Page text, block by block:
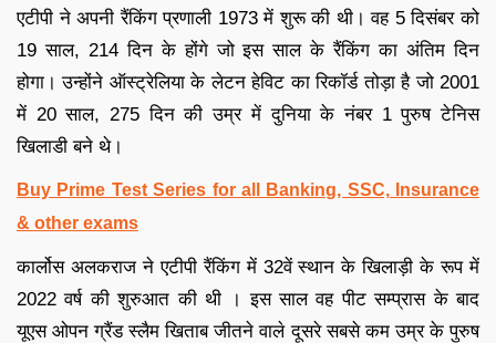
एटीपी ने अपनी रैंकिंग प्रणाली 1973 में शुरू की थी। वह 5 दिसंबर को
19 साल, 214 दिन के होंगे जो इस साल के रैंकिंग का अंतिम दिन
होगा। उन्होंने ऑस्ट्रेलिया के लेटन हेविट का रिकॉर्ड तोड़ा है जो 2001
में 20 साल, 275 दिन की उम्र में दुनिया के नंबर 1 पुरुष टेनिस
खिलाडी बने थे।
Buy Prime Test Series for all Banking, SSC, Insurance
& other exams
कार्लोस अलकराज ने एटीपी रैंकिंग में 32वें स्थान के खिलाड़ी के रूप में
2022 वर्ष की शुरुआत की थी । इस साल वह पीट सम्प्रास के बाद
यूएस ओपन ग्रैंड स्लैम खिताब जीतने वाले दूसरे सबसे कम उम्र के पुरुष